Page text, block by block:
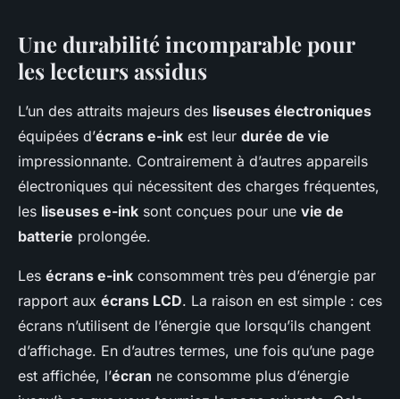
Une durabilité incomparable pour
les lecteurs assidus
L’un des attraits majeurs des liseuses électroniques
équipées d’écrans e-ink est leur durée de vie
impressionnante. Contrairement à d’autres appareils
électroniques qui nécessitent des charges fréquentes,
les liseuses e-ink sont conçues pour une vie de
batterie prolongée.
Les écrans e-ink consomment très peu d’énergie par
rapport aux écrans LCD. La raison en est simple : ces
écrans n’utilisent de l’énergie que lorsqu’ils changent
d’affichage. En d’autres termes, une fois qu’une page
est affichée, l’écran ne consomme plus d’énergie